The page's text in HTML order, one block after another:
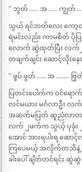
” ဘွတ် …… အ …… ကျွတ် …
သွယ် ရင်ဘတ်လေး ကော့တ
ရဲမင်းလည်း ကာမစိတ် ပိုပ
လောက် ဆွဲထုတ်ပြီး လက်
တချက်ချင်း ဆောင့်လိုးန
” ဖွပ် ဖွတ် …… အ ……… ဗ
ပြတင်းပေါက်က ဝင်ရေ
လင်မယား မင်္ဂလာဦး
အဆက်မပြတ် ဆူညံလာတယ်
လက် ၂ဖက်က သွယ့် ပုခုံး ၂
အောင် အားရပါးရ ဆော
ကြပေမယ့် အလိုက်တသိနဲ့ သွ
ခါးပေါ် ချိတ်တင်ရင်း